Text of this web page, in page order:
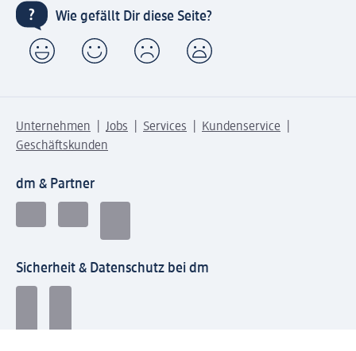
Wie gefällt Dir diese Seite?
Unternehmen Jobs Services
Kundenservice
Geschäftskunden
dm & Partner
Sicherheit & Datenschutz bei dm